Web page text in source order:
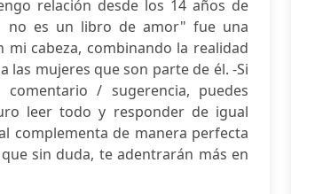
relación desde los 14 años de
no es un libro de amor" fue una
cabeza, combinando la realidad
mujeres que son parte de él. -Si
/ sugerencia, puedes
leer todo y responder de igual
complementa de manera perfecta
sin duda, te adentrarán más en